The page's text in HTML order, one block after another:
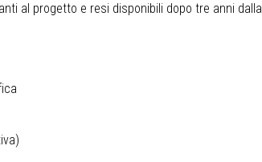
al progetto e resi disponibili dopo tre anni dalla